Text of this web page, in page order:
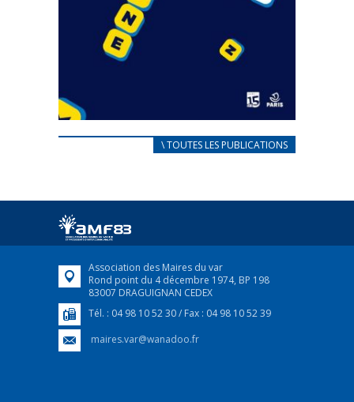
CARNET D’ACCUEIL
Afin d’accompagner au mieux les réfugiés
FEUILLETER
\ TOUTES LES PUBLICATIONS
Association des Maires du var
Rond point du 4 décembre 1974, BP 198
83007 DRAGUIGNAN CEDEX
Tél. : 04 98 10 52 30 / Fax : 04 98 10 52 39
maires.var@wanadoo.fr